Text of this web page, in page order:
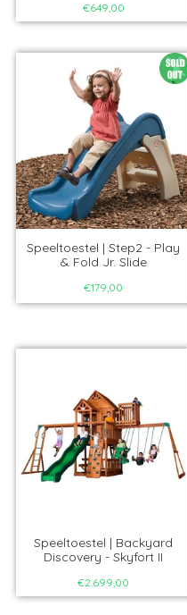
€649,00
Speeltoestel | Step2 - Play
& Fold Jr. Slide
€179,00
Speeltoestel | Backyard
Discovery - Skyfort II
€2.699,00